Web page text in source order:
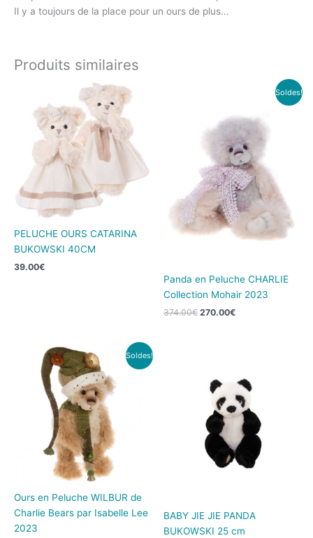
Il y a toujours de la place pour un ours de plus…
Produits similaires
PELUCHE OURS CATARINA
BUKOWSKI 40CM
39.00€
Soldes!
Panda en Peluche CHARLIE
Collection Mohair 2023
374.00€
était :
374.00€.
270.00€
est :
Soldes!
Ours en Peluche WILBUR de
Charlie Bears par Isabelle Lee
2023
Le
prix
initial
était :
504.00€.
Le
prix
actuel
est :
250.00€.
BABY JIE JIE PANDA
BUKOWSKI 25 cm